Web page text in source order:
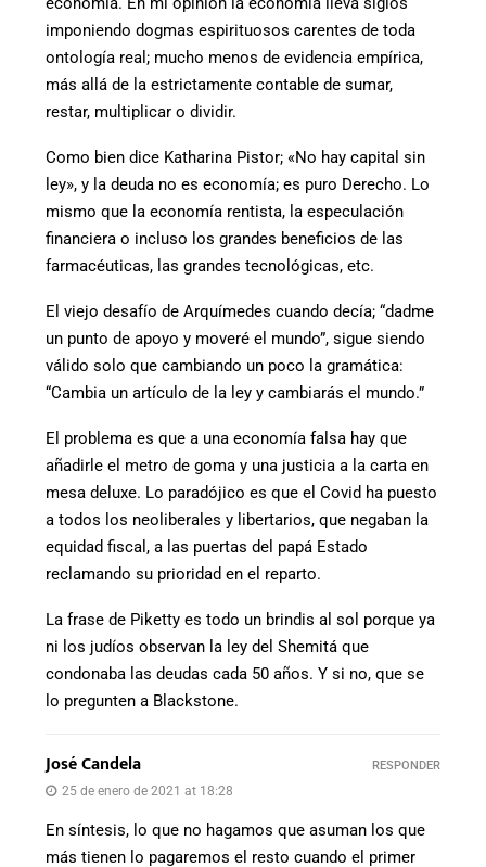
imponiendo dogmas espirituosos carentes de toda
ontología real; mucho menos de evidencia empírica,
más allá de la estrictamente contable de sumar,
restar, multiplicar o dividir.
Como bien dice Katharina Pistor; «No hay capital sin
ley», y la deuda no es economía; es puro Derecho. Lo
mismo que la economía rentista, la especulación
financiera o incluso los grandes beneficios de las
farmacéuticas, las grandes tecnológicas, etc.
El viejo desafío de Arquímedes cuando decía; “dadme
un punto de apoyo y moveré el mundo”, sigue siendo
válido solo que cambiando un poco la gramática:
“Cambia un artículo de la ley y cambiarás el mundo.”
El problema es que a una economía falsa hay que
añadirle el metro de goma y una justicia a la carta en
mesa deluxe. Lo paradójico es que el Covid ha puesto
a todos los neoliberales y libertarios, que negaban la
equidad fiscal, a las puertas del papá Estado
reclamando su prioridad en el reparto.
La frase de Piketty es todo un brindis al sol porque ya
ni los judíos observan la ley del Shemitá que
condonaba las deudas cada 50 años. Y si no, que se
lo pregunten a Blackstone.
José Candela
25 de enero de 2021 at 18:28
En síntesis, lo que no hagamos que asuman los que
más tienen lo pagaremos el resto cuando el primer
RESPONDER